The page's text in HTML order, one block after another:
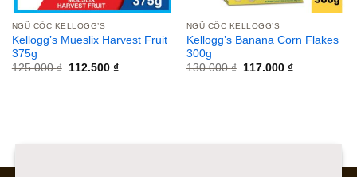
NGŨ CỐC KELLOGG’S
Kellogg’s Mueslix Harvest Fruit
375g
125.000₫
Giá
112.500 ₫Giá
NGŨ CỐC KELLOGG’S
Kellogg’s Banana Corn Flakes
300g
130.000₫
Giá
117.000 ₫Giá